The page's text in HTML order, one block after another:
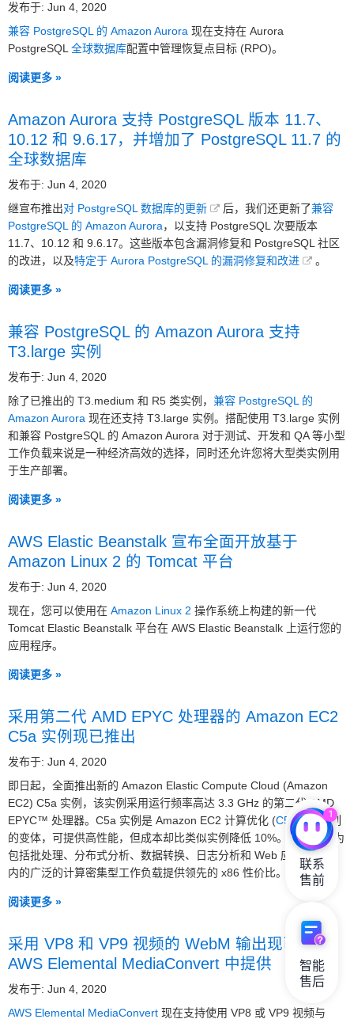
发布于: Jun 4, 2020
兼容 PostgreSQL 的 Amazon Aurora 现在支持在 Aurora
PostgreSQL 全球数据库配置中管理恢复点目标 (RPO)。
阅读更多 »
Amazon Aurora 支持 PostgreSQL 版本 11.7、
10.12 和 9.6.17，并增加了 PostgreSQL 11.7 的
全球数据库
发布于: Jun 4, 2020
继宣布推出对 PostgreSQL 数据库的更新 后，我们还更新了兼容
PostgreSQL 的 Amazon Aurora，以支持 PostgreSQL 次要版本
11.7、10.12 和 9.6.17。这些版本包含漏洞修复和 PostgreSQL 社区
的改进，以及特定于 Aurora PostgreSQL 的漏洞修复和改进 。
阅读更多 »
兼容 PostgreSQL 的 Amazon Aurora 支持
T3.large 实例
发布于: Jun 4, 2020
除了已推出的 T3.medium 和 R5 类实例， 兼容 PostgreSQL 的
Amazon Aurora 现在还支持 T3.large 实例。搭配使用 T3.large 实例
和兼容 PostgreSQL 的 Amazon Aurora 对于测试、开发和 QA 等小型
工作负载来说是一种经济高效的选择，同时还允许您将大型类实例用
于生产部署。
阅读更多 »
AWS Elastic Beanstalk 宣布全面开放基于
Amazon Linux 2 的 Tomcat 平台
发布于: Jun 4, 2020
现在，您可以使用在 Amazon Linux 2 操作系统上构建的新一代
Tomcat Elastic Beanstalk 平台在 AWS Elastic Beanstalk 上运行您的
应用程序。
阅读更多 »
采用第二代 AMD EPYC 处理器的 Amazon EC2
C5a 实例现已推出
发布于: Jun 4, 2020
即日起，全面推出新的 Amazon Elastic Compute Cloud (Amazon
EC2) C5a 实例，该实例采用运行频率高达 3.3 GHz 的第二代 AMD
EPYC™ 处理器。C5a 实例是 Amazon EC2 计算优化 (C5 ) 实例系列
的变体，可提供高性能，但成本却比类似实例降低 10%。C5a 实例为
包括批处理、分布式分析、数据转换、日志分析和 Web 应用程序在
内的广泛的计算密集型工作负载提供领先的 x86 性价比。
阅读更多 »
采用 VP8 和 VP9 视频的 WebM 输出现已在
AWS Elemental MediaConvert 中提供
发布于: Jun 4, 2020
AWS Elemental MediaConvert 现在支持使用 VP8 或 VP9 视频与
1
联系
售前
智能
售后